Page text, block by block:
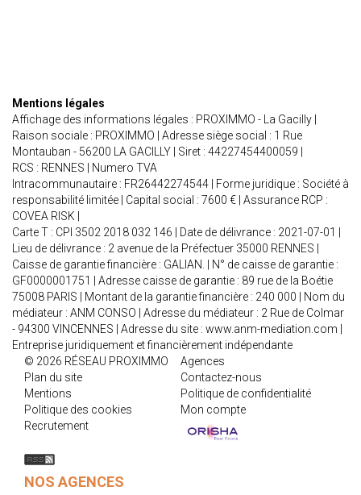
Mentions légales
Affichage des informations légales : PROXIMMO - La Gacilly |
Raison sociale : PROXIMMO | Adresse siège social : 1 Rue
Montauban - 56200 LA GACILLY | Siret : 44227454400059 |
RCS : RENNES | Numero TVA
Intracommunautaire : FR26442274544 | Forme juridique : Société à
responsabilité limitée | Capital social : 7600 € | Assurance RCP :
COVEA RISK |
Carte T : CPI 3502 2018 032 146 | Date de délivrance : 2021-07-01 |
Lieu de délivrance : 2 avenue de la Préfectuer 35000 RENNES |
Caisse de garantie financière : GALIAN. | N° de caisse de garantie :
GF0000001751 | Adresse caisse de garantie : 89 rue de la Boétie
75008 PARIS | Montant de la garantie financière : 240 000 | Nom du
médiateur : ANM CONSO | Adresse du médiateur : 2 Rue de Colmar
- 94300 VINCENNES | Adresse du site : www.anm-mediation.com
Entreprise juridiquement et financièrement indépendante
© 2026 RÉSEAU PROXIMMO
Agences
Plan du site
Contactez-nous
Mentions
Politique de confidentialité
Politique des cookies
Mon compte
Recrutement
NOS AGENCES